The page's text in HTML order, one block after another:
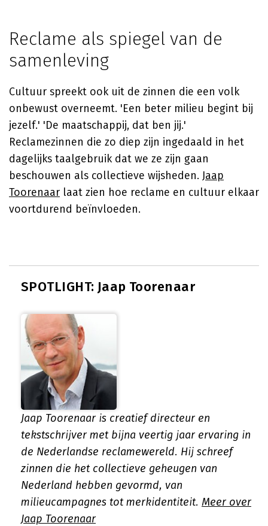
Reclame als spiegel van de
samenleving
Cultuur spreekt ook uit de zinnen die een volk
onbewust overneemt. 'Een beter milieu begint bij
jezelf.' 'De maatschappij, dat ben jij.'
Reclamezinnen die zo diep zijn ingedaald in het
dagelijks taalgebruik dat we ze zijn gaan
beschouwen als collectieve wijsheden. Jaap
Toorenaar laat zien hoe reclame en cultuur elkaar
voortdurend beïnvloeden.
SPOTLIGHT: Jaap Toorenaar
Jaap Toorenaar is creatief directeur en
tekstschrijver met bijna veertig jaar ervaring in
de Nederlandse reclamewereld. Hij schreef
zinnen die het collectieve geheugen van
Nederland hebben gevormd, van
milieucampagnes tot merkidentiteit. Meer over
Jaap Toorenaar